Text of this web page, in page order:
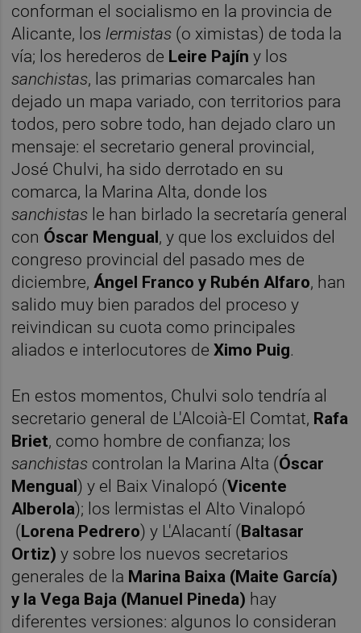
conforman el socialismo en la provincia de
Alicante, los lermistas (o ximistas) de toda la
vía; los herederos de Leire Pajín y los
sanchistas, las primarias comarcales han
dejado un mapa variado, con territorios para
todos, pero sobre todo, han dejado claro un
mensaje: el secretario general provincial,
José Chulvi, ha sido derrotado en su
comarca, la Marina Alta, donde los
sanchistas le han birlado la secretaría general
con Óscar Mengual, y que los excluidos del
congreso provincial del pasado mes de
diciembre, Ángel Franco y Rubén Alfaro, han
salido muy bien parados del proceso y
reivindican su cuota como principales
aliados e interlocutores deXimo Puig.
En estos momentos, Chulvi solo tendría al
secretario general de L'Alcoià-El Comtat, Rafa
Briet, como hombre de confianza; los
sanchistas controlan la Marina Alta (Óscar
Mengual) y el Baix Vinalopó (Vicente
Alberola); los lermistas el Alto Vinalopó
(Lorena Pedrero) y L'Alacantí (Baltasar
Ortiz) y sobre los nuevos secretarios
generales de la Marina Baixa (Maite García)
y la Vega Baja (Manuel Pineda) hay
diferentes versiones: algunos lo consideran